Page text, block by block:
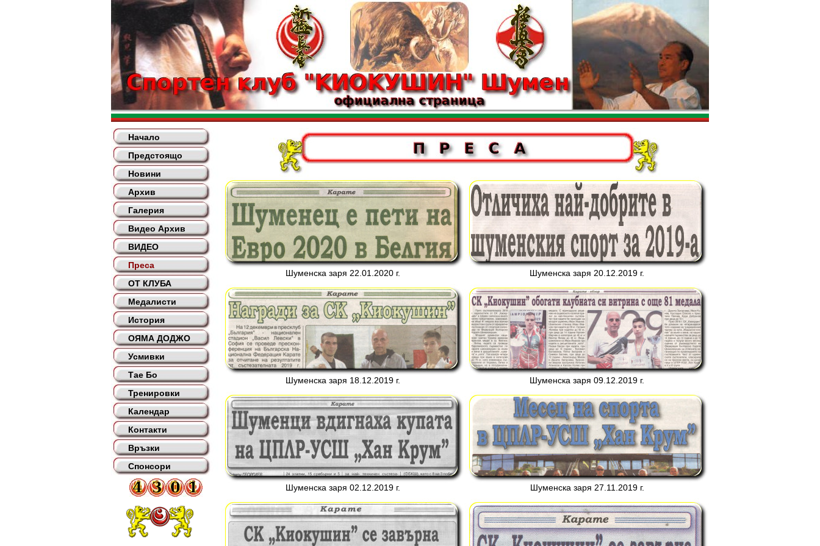
Начало
Предстоящо
Новини
Архив
Галерия
Видео Архив
ВИДЕО
Преса
ОТ КЛУБА
Медалисти
История
ОЯМА ДОДЖО
Усмивки
Тае Бо
Тренировки
Календар
Контакти
Връзки
Спонсори
Шуменска заря 22.01.2020 г. Шуменска заря 20.12.2019 г.
Шуменска заря 18.12.2019 г. Шуменска заря 09.12.2019 г.
Шуменска заря 02.12.2019 г. Шуменска заря 27.11.2019 г.